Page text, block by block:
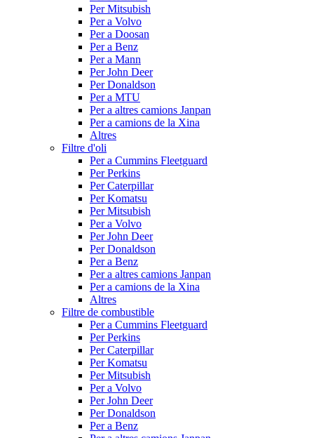
Per Mitsubish
Per a Volvo
Per a Doosan
Per a Benz
Per a Mann
Per John Deer
Per Donaldson
Per a MTU
Per a altres camions Janpan
Per a camions de la Xina
Altres
Filtre d'oli
Per a Cummins Fleetguard
Per Perkins
Per Caterpillar
Per Komatsu
Per Mitsubish
Per a Volvo
Per John Deer
Per Donaldson
Per a Benz
Per a altres camions Janpan
Per a camions de la Xina
Altres
Filtre de combustible
Per a Cummins Fleetguard
Per Perkins
Per Caterpillar
Per Komatsu
Per Mitsubish
Per a Volvo
Per John Deer
Per Donaldson
Per a Benz